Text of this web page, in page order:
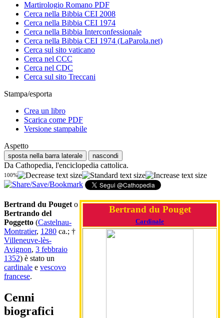
Martirologio Romano PDF
Cerca nella Bibbia CEI 2008
Cerca nella Bibbia CEI 1974
Cerca nella Bibbia Interconfessionale
Cerca nella Bibbia CEI 1974 (LaParola.net)
Cerca sul sito vaticano
Cerca nel CCC
Cerca nel CDC
Cerca sul sito Treccani
Stampa/esporta
Crea un libro
Scarica come PDF
Versione stampabile
Aspetto
sposta nella barra laterale nascondi
Da Cathopedia, l'enciclopedia cattolica.
100%
Bertrand du Pouget
Cardinale
Bertrand du Pouget o
Bertrando del
Poggetto (Castelnau-
Montratier, 1280 ca.; †
Villeneuve-lès-
Avignon, 3 febbraio
1352) è stato un
cardinale e vescovo
francese.
Cenni
biografici